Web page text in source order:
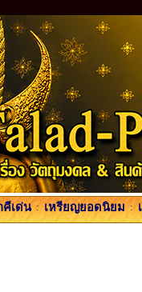
คีเด่น : เหรียญยอดนิยม :